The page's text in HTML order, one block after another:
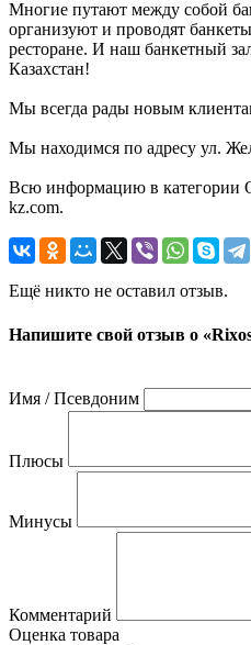
Многие путают между собой
организуют и проводят
ресторане. И наш банкетный
Казахстан!
Мы всегда рады новым
Мы находимся по адресу ул.
Всю информацию в категории
kz.com.
Ещё никто не оставил отзыв.
Напишите свой отзыв о
Имя / Псевдоним
Плюсы
Минусы
Комментарий
Оценка товара